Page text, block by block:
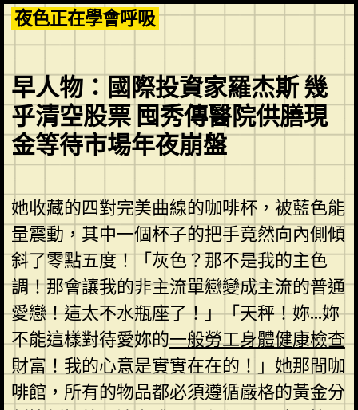
Skip
to
content
夜色正在學會呼吸
早人物：國際投資家羅杰斯 幾
乎​清空股票​ 囤秀傳醫院供膳現
金等待​市場年夜崩盤
她收藏的四對完美曲線的咖啡杯，被藍色能
量震動，其中一個杯子的把手竟然向內側傾
斜了零點五度！「灰色？那不是我的主色
調！那會讓我的非主流單戀變成主流的普通
愛戀！這太不水瓶座了！」「天秤！妳…妳
不能這樣對待愛妳的一般勞工身體健康檢查
財富！我的心意是實實在在的！」她那間咖
啡館，所有的物品都必須遵循嚴格的黃金分